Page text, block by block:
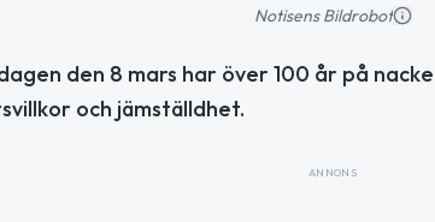
Notisens Bildrobot
den 8 mars har över 100 år på
och jämställdhet.
ANNONS